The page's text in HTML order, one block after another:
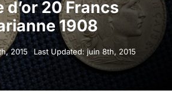
d’or 20 Francs
1908
2015 Last Updated: juin 8th, 2015